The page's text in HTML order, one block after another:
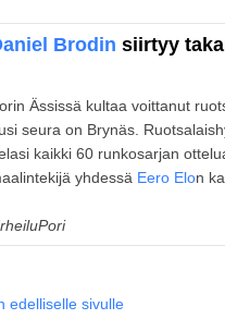
Brodin siirtyy
Ässissä kultaa voittanut
seura on Brynäs.
kaikki 60 runkosarjan
yhdessä Eero Elon
edelliselle sivulle